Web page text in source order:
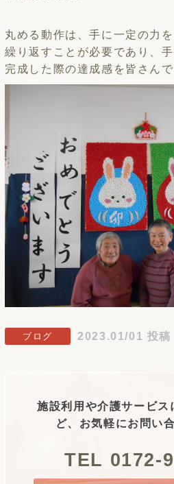
丸める動作は、手に一定の力
繰り返すことが必要であり、
完成した際の達成感を皆さんで
ブログ 2023.01/01 投稿
施設利用や介護サービス
ど、お気軽にお問い
TEL 0172-